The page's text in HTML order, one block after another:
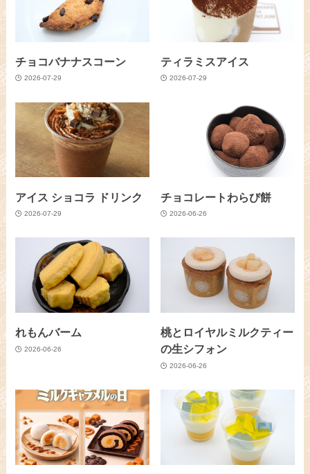
チョコバナナスコーン
2026-07-29
ティラミスアイス
2026-07-29
アイス ショコラ ドリンク
2026-07-29
チョコレートわらび餅
2026-06-26
れもんバーム
2026-06-26
桃とロイヤルミルクティー
の生シフォン
2026-06-26